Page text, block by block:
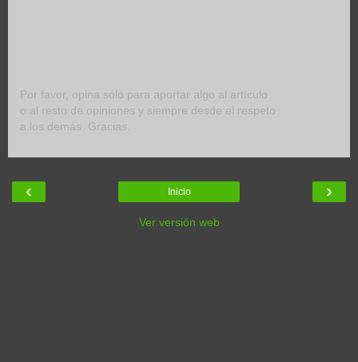
Por favor, opina sólo para aportar algo al artículo
o al resto de opiniones y siempre desde el respeto
a los demás. Gracias.
‹ ›
Inicio
Ver versión web